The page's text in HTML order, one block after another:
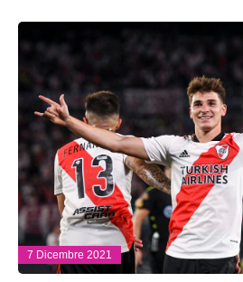
7 Dicembre 2021